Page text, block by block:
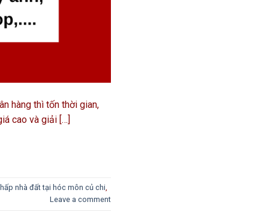
hàng thì tốn thời gian,
cao và giải […]
nhà đất tại hóc môn củ chi,
Leave a comment